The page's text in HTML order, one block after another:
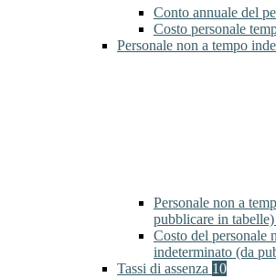
Conto annuale del
Costo personale
Personale non a tempo
Personale non a
pubblicare in tabelle)
Costo del personale
indeterminato (da
Tassi di assenza 10